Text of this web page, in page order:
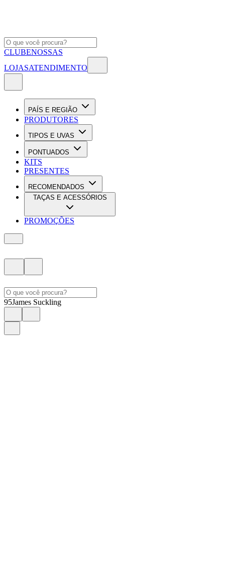
CLUBENOSSAS
LOJASATENDIMENTO
PAÍS E REGIÃO
PRODUTORES
TIPOS E UVAS
PONTUADOS
KITS
PRESENTES
RECOMENDADOS
TAÇAS E ACESSÓRIOS
PROMOÇÕES
95James Suckling